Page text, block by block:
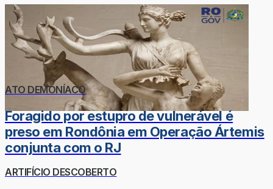
ATO DEMONÍACO
Foragido por estupro de vulnerável é
preso em Rondônia em Operação Ártemis
conjunta com o RJ
ARTIFÍCIO DESCOBERTO